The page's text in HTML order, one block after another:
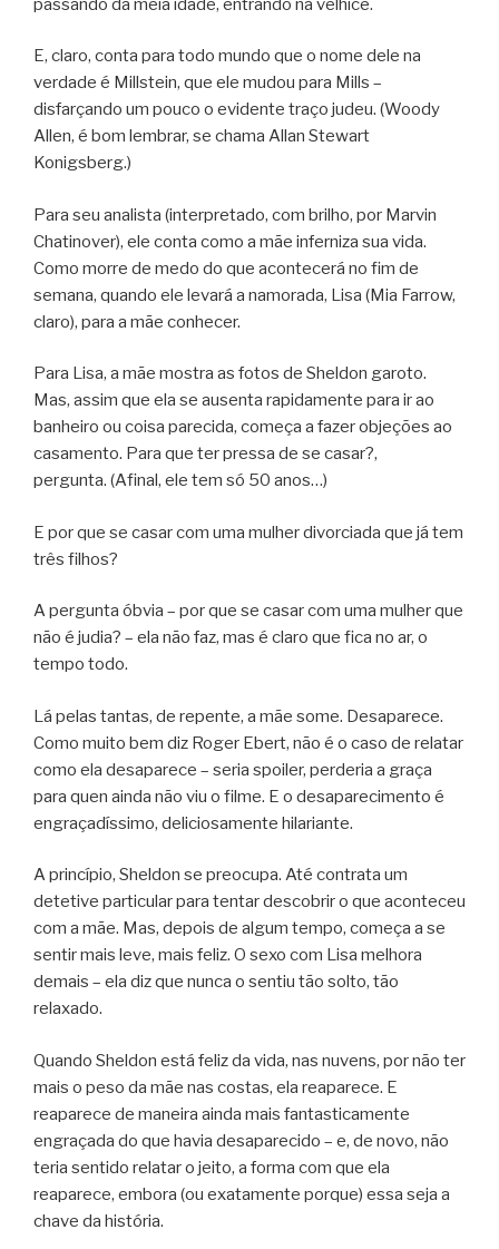
passando da meia idade, entrando na velhice.
E, claro, conta para todo mundo que o nome dele na
verdade é Millstein, que ele mudou para Mills –
disfarçando um pouco o evidente traço judeu. (Woody
Allen, é bom lembrar, se chama Allan Stewart
Konigsberg.)
Para seu analista (interpretado, com brilho, por Marvin
Chatinover), ele conta como a mãe inferniza sua vida.
Como morre de medo do que acontecerá no fim de
semana, quando ele levará a namorada, Lisa (Mia Farrow,
claro), para a mãe conhecer.
Para Lisa, a mãe mostra as fotos de Sheldon garoto.
Mas, assim que ela se ausenta rapidamente para ir ao
banheiro ou coisa parecida, começa a fazer objeções ao
casamento. Para que ter pressa de se casar?,
pergunta. (Afinal, ele tem só 50 anos…)
E por que se casar com uma mulher divorciada que já tem
três filhos?
A pergunta óbvia – por que se casar com uma mulher que
não é judia? – ela não faz, mas é claro que fica no ar, o
tempo todo.
Lá pelas tantas, de repente, a mãe some. Desaparece.
Como muito bem diz Roger Ebert, não é o caso de relatar
como ela desaparece – seria spoiler, perderia a graça
para quen ainda não viu o filme. E o desaparecimento é
engraçadíssimo, deliciosamente hilariante.
A princípio, Sheldon se preocupa. Até contrata um
detetive particular para tentar descobrir o que aconteceu
com a mãe. Mas, depois de algum tempo, começa a se
sentir mais leve, mais feliz. O sexo com Lisa melhora
demais – ela diz que nunca o sentiu tão solto, tão
relaxado.
Quando Sheldon está feliz da vida, nas nuvens, por não ter
mais o peso da mãe nas costas, ela reaparece. E
reaparece de maneira ainda mais fantasticamente
engraçada do que havia desaparecido – e, de novo, não
teria sentido relatar o jeito, a forma com que ela
reaparece, embora (ou exatamente porque) essa seja a
chave da história.